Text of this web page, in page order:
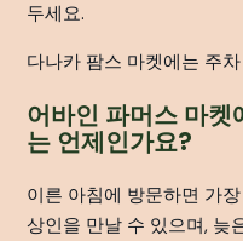
두세요.
다나카 팜스 마켓에는 주
어바인 파머스 마켓
는 언제인가요?
이른 아침에 방문하면 가
상인을 만날 수 있으며, 늦